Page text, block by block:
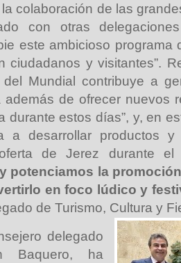
colaboración de las
con otras
este ambicioso programa
ciudadanos y visitantes”.
del Mundial contribuye a
de ofrecer nuevos
durante estos días”, y, en
a desarrollar productos
de Jerez durante el
potenciamos la
en foco lúdico y
de Turismo, Cultura y
delegado
Baquero, ha